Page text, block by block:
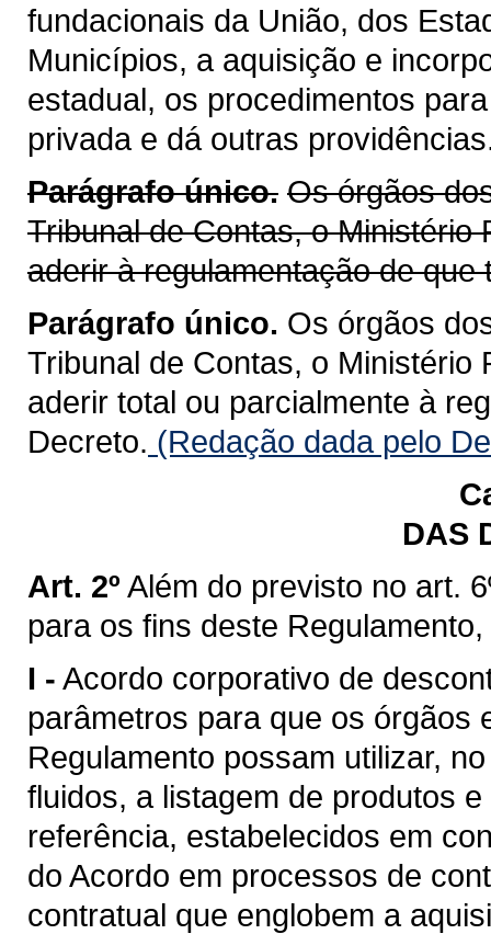
fundacionais da União, dos
Municípios, a aquisição e
estadual, os procedimentos
privada e dá outras
Parágrafo único. Os órgãos
Tribunal de Contas, o Ministério
aderir à regulamentação de que
Parágrafo único. Os órgãos
Tribunal de Contas, o Ministério
aderir total ou parcialmente à
Decreto. (Redação dada pelo
DAS
Art. 2º Além do previsto no art.
para os fins deste
I - Acordo corporativo de
parâmetros para que os órgãos
Regulamento possam utilizar,
fluidos, a listagem de produtos
referência, estabelecidos em
do Acordo em processos de
contratual que englobem a